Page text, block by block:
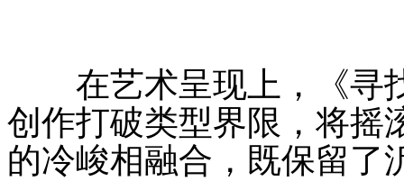
在艺术呈现上，《寻
创作打破类型界限，将摇
的冷峻相融合，既保留了